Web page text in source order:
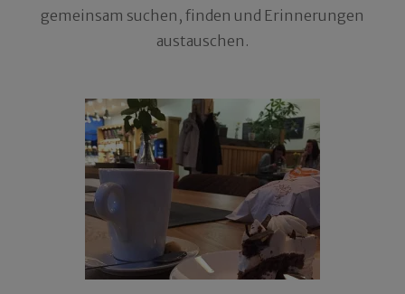
gemeinsam suchen, finden und Erinnerungen
austauschen.